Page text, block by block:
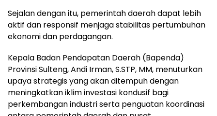
Sejalan dengan itu, pemerintah daerah dapat lebih
aktif dan responsif menjaga stabilitas pertumbuhan
ekonomi dan perdagangan.
Kepala Badan Pendapatan Daerah (Bapenda)
Provinsi Sulteng, Andi Irman, S.STP, MM, menuturkan
upaya strategis yang akan ditempuh dengan
meningkatkan iklim investasi kondusif bagi
perkembangan industri serta penguatan koordinasi